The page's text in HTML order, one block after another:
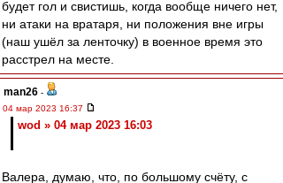
будет гол и свистишь, когда вообще ничего нет,
ни атаки на вратаря, ни положения вне игры
(наш ушёл за ленточку) в военное время это
расстрел на месте.
man26 -
04 мар 2023 16:37
wod » 04 мар 2023 16:03
Валера, думаю, что, по большому счёту, с